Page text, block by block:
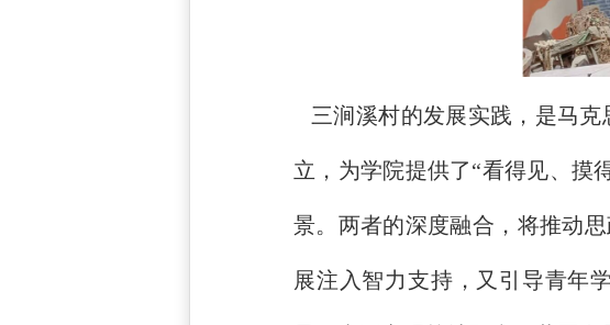
三涧溪村的发展实践，是马克
立，为学院提供了“看得见、摸
景。两者的深度融合，将推动
展注入智力支持，又引导青年